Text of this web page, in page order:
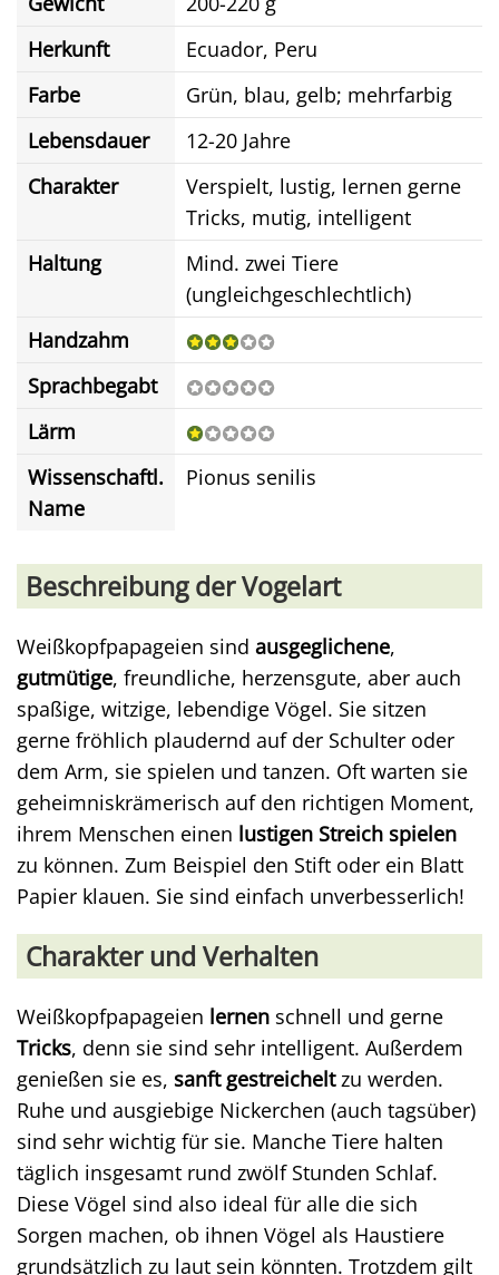
Herkunft
Ecuador, Peru
Farbe
Grün, blau, gelb; mehrfarbig
Lebensdauer
12-20 Jahre
Charakter
Verspielt, lustig, lernen gerne
Tricks, mutig, intelligent
Haltung
Mind. zwei Tiere
(ungleichgeschlechtlich)
Handzahm
Sprachbegabt
Lärm
Wissenschaftl.
Name
Pionus senilis
Beschreibung der Vogelart
Weißkopfpapageien sind ausgeglichene,
gutmütige, freundliche, herzensgute, aber auch
spaßige, witzige, lebendige Vögel. Sie sitzen
gerne fröhlich plaudernd auf der Schulter oder
dem Arm, sie spielen und tanzen. Oft warten sie
geheimniskrämerisch auf den richtigen Moment,
ihrem Menschen einen lustigen Streich spielen
zu können. Zum Beispiel den Stift oder ein Blatt
Papier klauen. Sie sind einfach unverbesserlich!
Charakter und Verhalten
Weißkopfpapageien lernen schnell und gerne
Tricks, denn sie sind sehr intelligent. Außerdem
genießen sie es, sanft gestreicheltzu werden.
Ruhe und ausgiebige Nickerchen (auch tagsüber)
sind sehr wichtig für sie. Manche Tiere halten
täglich insgesamt rund zwölf Stunden Schlaf.
Diese Vögel sind also ideal für alle die sich
Sorgen machen, ob ihnen Vögel als Haustiere
grundsätzlich zu laut sein könnten. Trotzdem gilt